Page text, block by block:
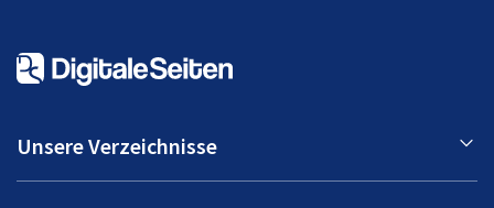
Unsere Verzeichnisse